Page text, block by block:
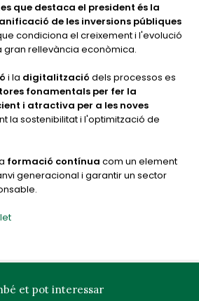
que destaca el president és la
de les inversions públiques
condiciona el creixement i l'evolució
gran rellevància econòmica.
i la digitalització dels processos es
fonamentals per fer la
i atractiva per a les noves
la sostenibilitat i l'optimització de
formació contínua com un element
generacional i garantir un sector
et pot interessar